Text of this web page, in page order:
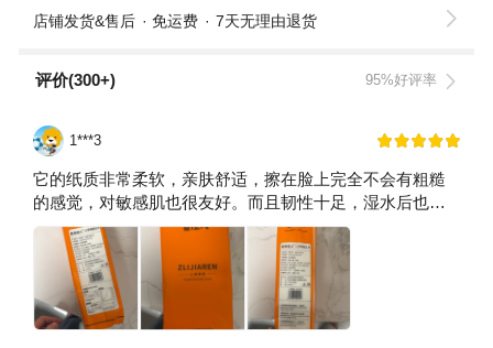
店铺发货&售后 免运费 7天无理由退货
评价(300+) 95%好评率
1***3
它的纸质非常柔软，亲肤舒适，擦在脸上完全不会有粗糙
的感觉，对敏感肌也很友好。而且韧性十足，湿水后也不
容易破，平时用来擦擦汗或者清洁污渍都没问题。